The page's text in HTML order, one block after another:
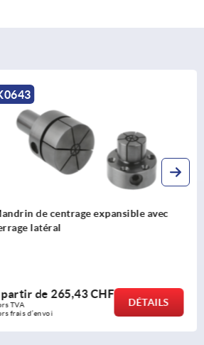
de centrage expansible avec
latéral
partir de 265,43 CHF
TVA
frais d’envoi
DÉTAILS